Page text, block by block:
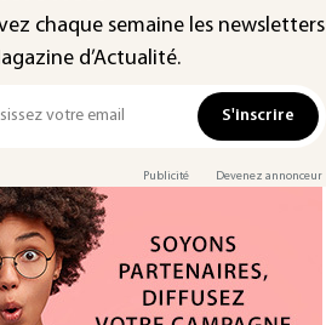
chaque semaine les newsletters
d’Actualité.
S'inscrire
Publicité Devenez annonceur